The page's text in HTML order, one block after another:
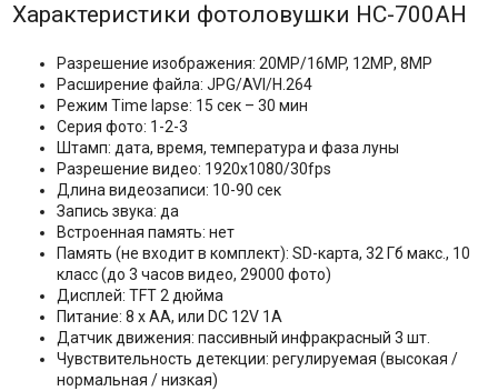
Характеристики фотоловушки HC-700AH
Разрешение изображения: 20МР/16MP, 12МР, 8MP
Расширение файла: JPG/AVI/H.264
Режим Time lapse: 15 сек – 30 мин
Серия фото: 1-2-3
Штамп: дата, время, температура и фаза луны
Разрешение видео: 1920х1080/30fps
Длина видеозаписи: 10-90 сек
Запись звука: да
Встроенная память: нет
Память (не входит в комплект): SD-карта, 32 Гб макс., 10
класс (до 3 часов видео, 29000 фото)
Дисплей: TFT 2 дюйма
Питание: 8 х АА, или DC 12V 1А
Датчик движения: пассивный инфракрасный 3 шт.
Чувствительность детекции: регулируемая (высокая /
нормальная / низкая)